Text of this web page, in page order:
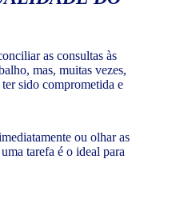
as consultas às
mas, muitas vezes,
sido comprometida e
ou olhar as
tarefa é o ideal para